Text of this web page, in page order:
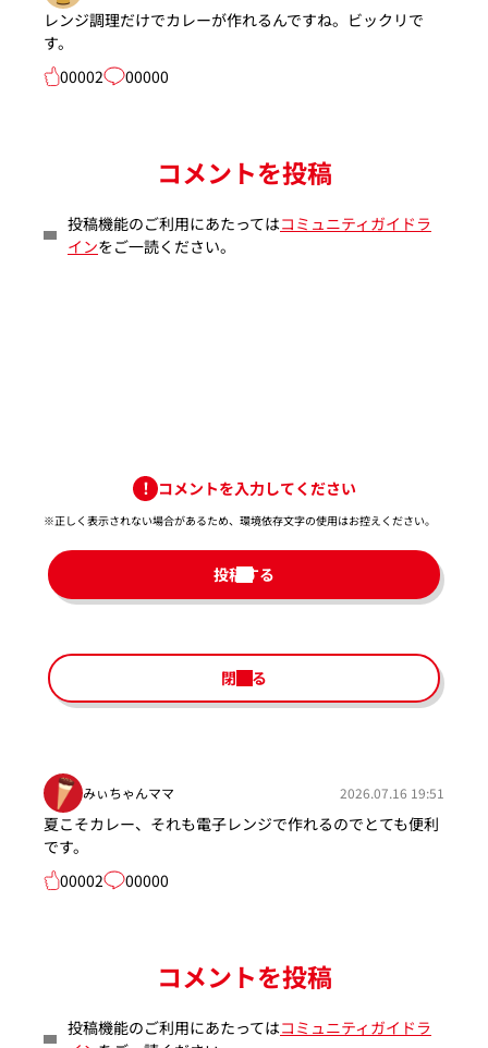
レンジ調理だけでカレーが作れるんですね。ビックリで
す。
00002
00000
コメントを投稿
投稿機能のご利用にあたってはコミュニティガイドラ
インをご一読ください。
コメントを入力してください
※正しく表示されない場合があるため、環境依存文字の使用はお控えください。​
投稿する
閉じる
みぃちゃんママ 2026.07.16 19:51
夏こそカレー、それも電子レンジで作れるのでとても便利
です。
00002
00000
コメントを投稿
投稿機能のご利用にあたってはコミュニティガイドラ